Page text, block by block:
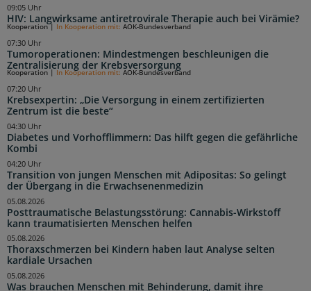
HIV: Langwirksame antiretrovirale Therapie auch bei Virämie?
09:05 Uhr
Tumoroperationen: Mindestmengen beschleunigen die
Zentralisierung der Krebsversorgung
Kooperation| In Kooperation mit: AOK-Bundesverband
07:30 Uhr
Krebsexpertin: „Die Versorgung in einem zertifizierten
Zentrum ist die beste“
Kooperation In Kooperation mit: AOK-Bundesverband
07:20 Uhr
Diabetes und Vorhofflimmern: Das hilft gegen die gefährliche
Kombi
04:30 Uhr
Transition von jungen Menschen mit Adipositas: So gelingt
der Übergang in die Erwachsenenmedizin
04:20 Uhr
Posttraumatische Belastungsstörung: Cannabis-Wirkstoff
kann traumatisierten Menschen helfen
05.08.2026
Thoraxschmerzen bei Kindern haben laut Analyse selten
kardiale Ursachen
05.08.2026
Was brauchen Menschen mit Behinderung, damit ihre
05.08.2026